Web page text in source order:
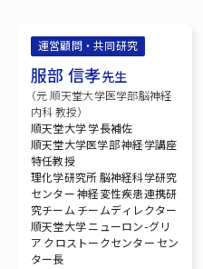
運営顧問・共同研究
服部 信孝先生
（元 順天堂大学医学部脳神経
内科 教授）
順天堂大学 学長補佐
順天堂大学医学部 神経学講座
特任教授
理化学研究所 脳神経科学研究
センター 神経変性疾患連携研
究チーム チームディレクター
順天堂大学 ニューロン-グリ
ア クロストークセンター セン
ター長